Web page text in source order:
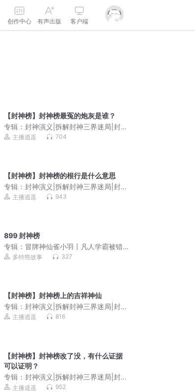
创作中心 有声出版 客户端
【封神榜】封神榜最冤的炮灰是谁？
专辑：封神演义|拆解封神三界迷局|封神
榜解析
主播逍遥 704
【封神榜】封神榜的根行是什么意思
专辑：封神演义|拆解封神三界迷局|封神
榜解析
主播逍遥 943
899 封神榜
专辑： 冒牌神仙雀小羽丨凡人学霸被错
认神仙丨多特熊故事
多特熊故事 327
【封神榜】封神榜上的吉祥神仙
专辑：封神演义|拆解封神三界迷局|封神
榜解析
主播逍遥 816
【封神榜】封神榜改了没，有什么证据
可以证明？
专辑：封神演义|拆解封神三界迷局|封神
榜解析
主播逍遥 952